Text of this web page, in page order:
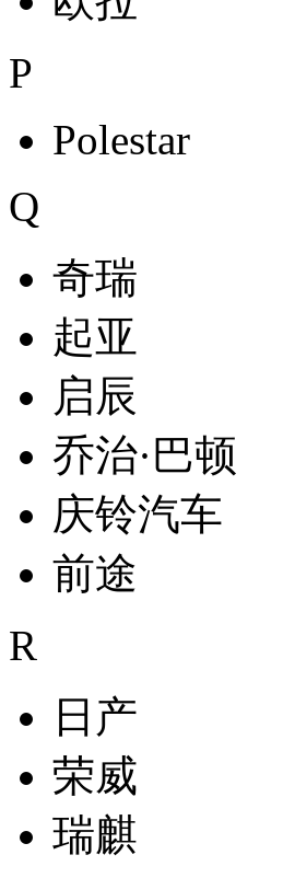
P
Polestar
Q
奇瑞
起亚
启辰
乔治·巴顿
庆铃汽车
前途
R
日产
荣威
瑞麒